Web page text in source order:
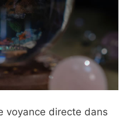
voyance directe dans